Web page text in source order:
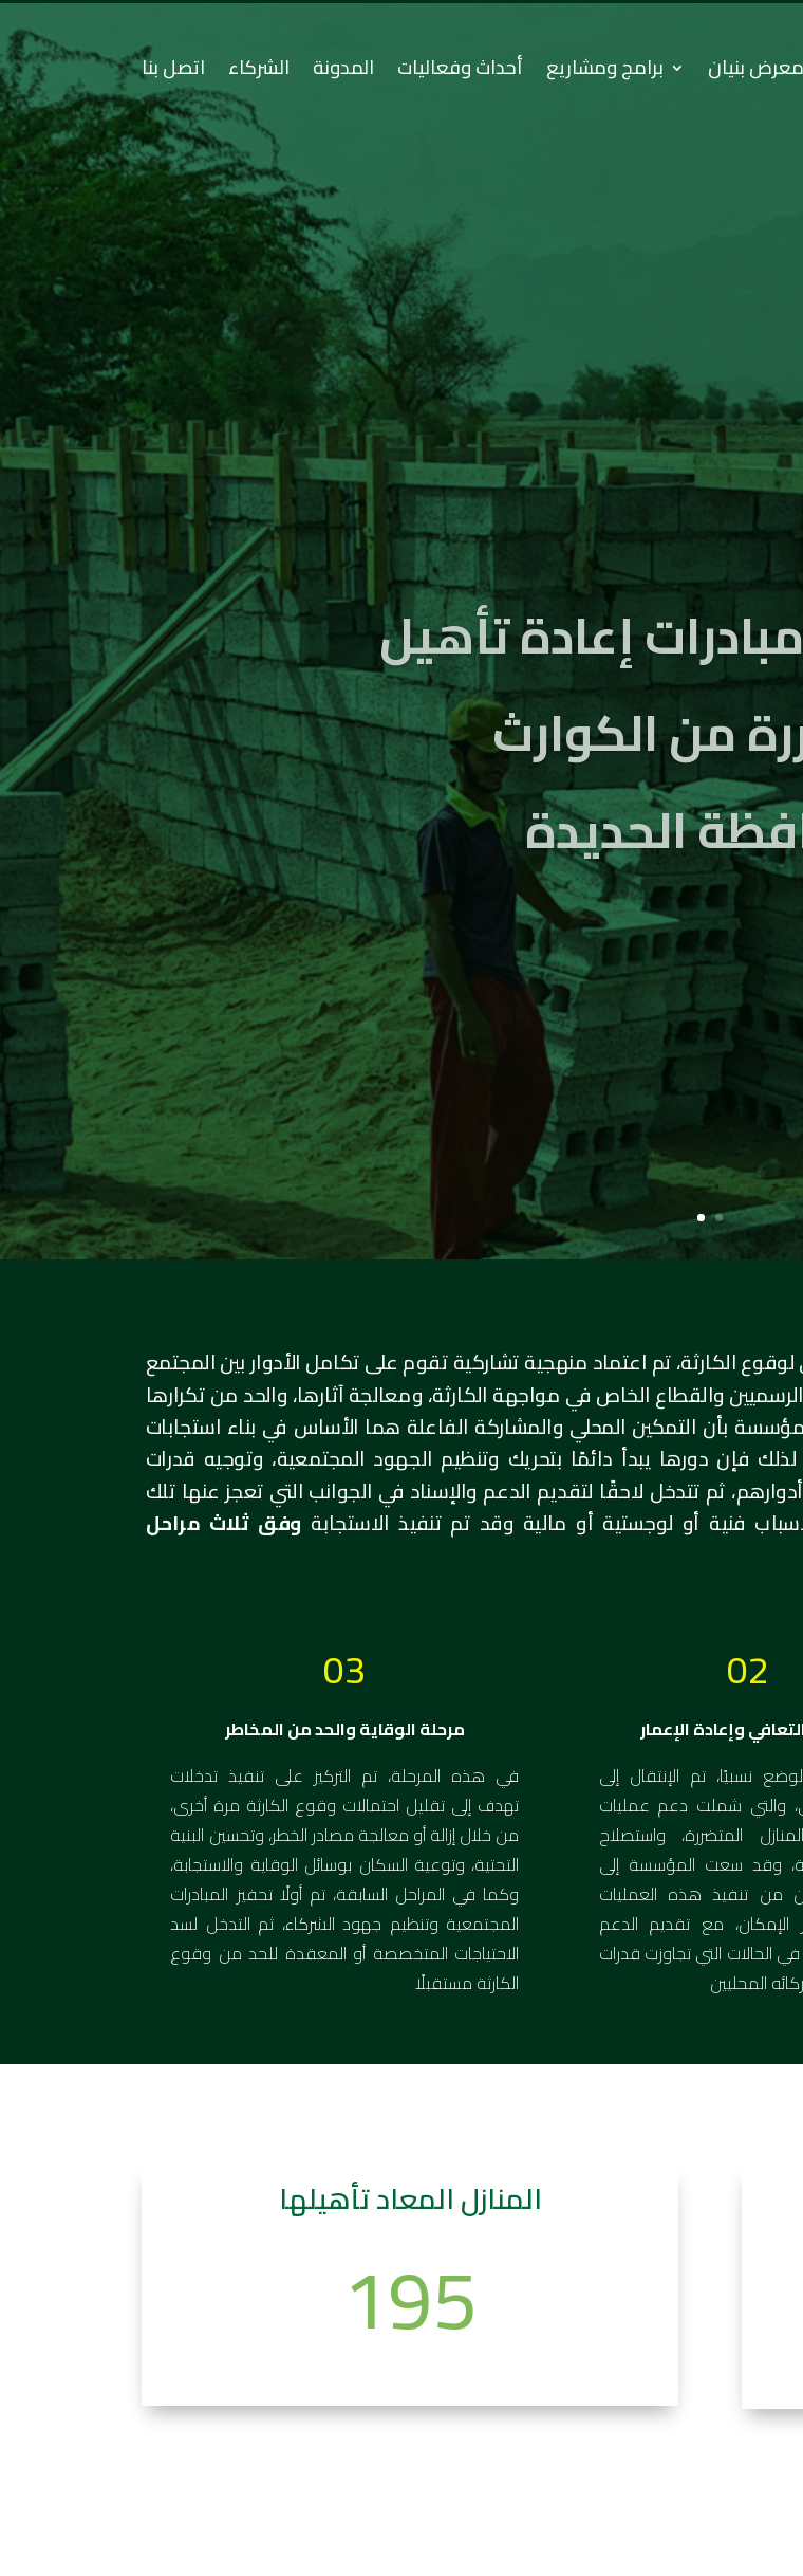
في
لوقوع الكارثة، تم اعتماد منهجية تشاركية تقوم على تكامل الأدوار بين المجتمع
والقطاع الخاص في مواجهة الكارثة، ومعالجة آثارها، والحد من تكرارها
بأن التمكين المحلي والمشاركة الفاعلة هما الأساس في بناء استجابات
فإن دورها يبدأ دائمًا بتحريك وتنظيم الجهود المجتمعية، وتوجيه قدرات
ثم تتدخل لاحقًا لتقديم الدعم والإسناد في الجوانب التي تعجز عنها تلك
فنية أو لوجستية أو مالية وقد تم تنفيذ الاستجابة وفق ثلاث مراحل
03
مرحلة الوقاية والحد من المخاطر
في هذه المرحلة، تم التركيز على تنفيذ تدخلات
تهدف إلى تقليل احتمالات وقوع الكارثة مرة أخرى،
من خلال إزالة أو معالجة مصادر الخطر، وتحسين البنية
التحتية، وتوعية السكان بوسائل الوقاية والاستجابة،
وكما في المراحل السابقة، تم أولًا تحفيز المبادرات
المجتمعية وتنظيم جهود الشركاء، ثم التدخل لسد
الاحتياجات المتخصصة أو المعقدة للحد من وقوع
الكارثة مستقبلًا
02
وإعادة الإعمار
نسبيًا، تم الإنتقال إلى
والتي شملت دعم عمليات
المتضررة، واستصلاح
وقد سعت المؤسسة إلى
من تنفيذ هذه العمليات
مع تقديم الدعم
الحالات التي تجاوزت قدرات
المحليين
معرض بنيان برامج ومشاريع أحداث وفعاليات المدونة الشركاء اتصل بنا
المنازل المعاد تأهيلها
195